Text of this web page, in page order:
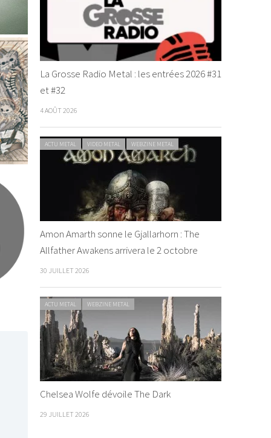
La Grosse Radio Metal : les entrées 2026 #31
et #32
4 AOÛT 2026
ACTU METAL VIDEO METAL WEBZINE METAL
Amon Amarth sonne le Gjallarhorn : The
Allfather Awakens arrivera le 2 octobre
30 JUILLET 2026
ACTU METAL WEBZINE METAL
Chelsea Wolfe dévoile The Dark
29 JUILLET 2026